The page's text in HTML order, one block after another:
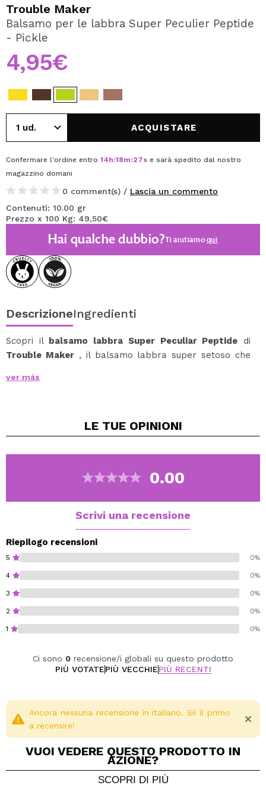
Creando un account su Maquibeauty.it potrai fare i tuoi
acquisti velocemente, controllare lo stato dei tuoi ordini e
CREARE UN ACCOUNT
Trouble Maker
Balsamo per le labbra Super Peculier Peptide
- Pickle
4,95€
ACQUISTARE
Confermare l'ordine entro 14h:18m:27s e sarà spedito dal nostro
magazzino domani
0 comment(s) / Lascia un commento
Contenuti: 10.00 gr
Prezzo x 100 Kg: 49,50€
Hai qualche dubbio?Ti aiutiamoqui
DescrizioneIngredienti
Scopri il balsamo labbra Super Peculiar Peptide di
Trouble Maker, il balsamo labbra super setoso che
appiccicosità.
Arricchito con una miscela naturalmente idratante,
più a lungo.
divertenti, originali e un po' "particolari".
personalità propria.
Cruelty free.
Vegan.
ver más
LE TUE OPINIONI
0.00
Scrivi una recensione
Riepilogo recensioni
5 0%
4 0%
3 0%
2 0%
1 0%
Ci sono 0 recensione/i globali su questo prodotto
PIÙ VOTATEPIÙ VECCHIEPIÙ RECENTI
Ancora nessuna recensione in italiano. Sii il primo
a recensire!
VUOI VEDERE QUESTO PRODOTTO IN
AZIONE?
SCOPRI DI PIÙ